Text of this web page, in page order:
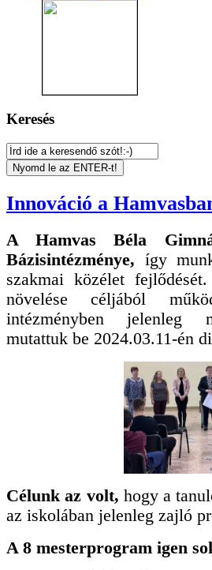
Keresés
Innováció a
A Hamvas Béla
Bázisintézménye, így
szakmai közélet fejlődését.
növelése céljából
intézményben jelenleg
mutattuk be 2024.03.11-én
Célunk az volt, hogy a
az iskolában jelenleg zajló
A 8 mesterprogram igen